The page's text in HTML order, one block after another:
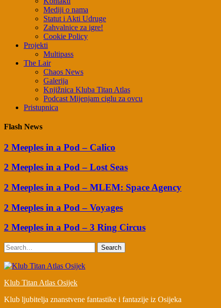
Mediji o nama
Statut i Akti Udruge
Zahvalnice za igre!
Cookie Policy
Projekti
Multipass
The Lair
Chaos News
Galerija
Knjižnica Kluba Titan Atlas
Podcast Mijenjam ciglu za ovcu
Pristupnica
Flash News
2 Meeples in a Pod – Calico
2 Meeples in a Pod – Lost Seas
2 Meeples in a Pod – MLEM: Space Agency
2 Meeples in a Pod – Voyages
2 Meeples in a Pod – 3 Ring Circus
Search
Klub Titan Atlas Osijek
Klub ljubitelja znanstvene fantastike i fantazije iz Osijeka